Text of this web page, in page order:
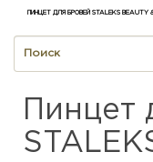
ПИНЦЕТ ДЛЯ БРОВЕЙ STALEKS BEAUTY
Пинцет